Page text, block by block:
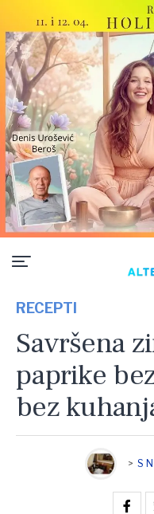
RECEPTI
Savršena
paprike
bez
> S N